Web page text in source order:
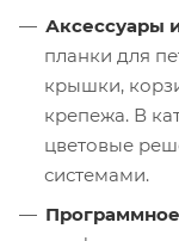
Аксессуары
планки для
крышки,
крепежа. В
цветовые
системами.